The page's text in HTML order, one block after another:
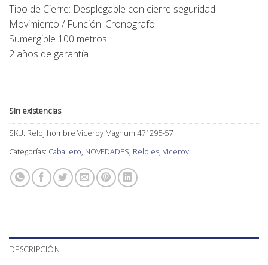
Tipo de Cierre: Desplegable con cierre seguridad
Movimiento / Función: Cronografo
Sumergible 100 metros
2 años de garantía
Sin existencias
SKU: Reloj hombre Viceroy Magnum 471295-57
Categorías: Caballero, NOVEDADES, Relojes, Viceroy
DESCRIPCIÓN